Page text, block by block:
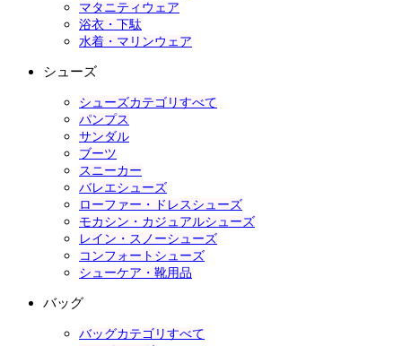
マタニティウェア
浴衣・下駄
水着・マリンウェア
シューズ
シューズカテゴリすべて
パンプス
サンダル
ブーツ
スニーカー
バレエシューズ
ローファー・ドレスシューズ
モカシン・カジュアルシューズ
レイン・スノーシューズ
コンフォートシューズ
シューケア・靴用品
バッグ
バッグカテゴリすべて